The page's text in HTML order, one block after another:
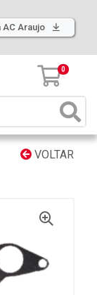
AC Araujo
0
VOLTAR